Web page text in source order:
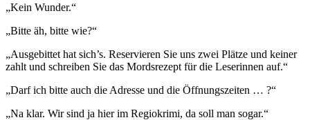
„Kein Wunder.“
„Bitte äh, bitte wie?“
„Ausgebittet hat sich’s. Reservieren Sie uns zwei Plätze und keiner
zahlt und schreiben Sie das Mordsrezept für die Leserinnen auf.“
„Darf ich bitte auch die Adresse und die Öffnungszeiten … ?“
„Na klar. Wir sind ja hier im Regiokrimi, da soll man sogar.“